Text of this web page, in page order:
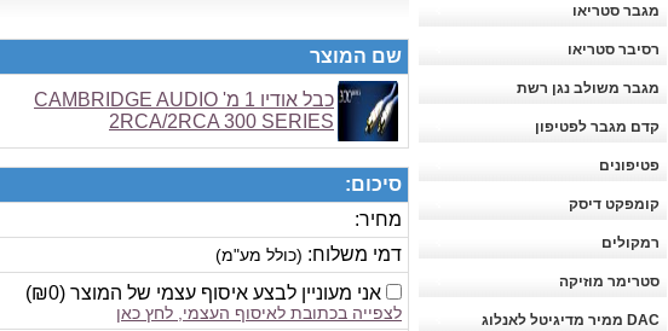
מגבר סטריאו
רסיבר סטריאו
מגבר משולב נגן רשת
קדם מגבר לפטיפון
פטיפונים
קומפקט דיסק
רמקולים
סטרימר מוזיקה
DAC ממיר מדיגיטל לאנלוג
שם המוצר
כבל אודיו 1 מ' CAMBRIDGE AUDIO
2RCA/2RCA 300 SERIES
סיכום:
מחיר:
דמי משלוח: (כולל מע"מ)
אני מעוניין לבצע איסוף עצמי של המוצר (
₪0
)
לצפייה בכתובת לאיסוף העצמי, לחץ כאן